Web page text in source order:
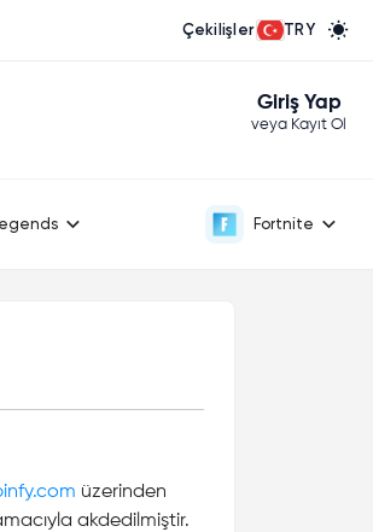
Çekilişler TRY
Giriş Yap
veya Kayıt Ol
Fortnite
üzerinden
akdedilmiştir.